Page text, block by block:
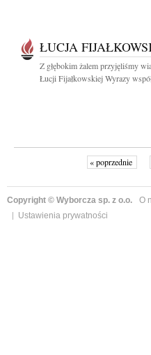
ŁUCJA
Z głębokim żalem przyjęliśmy
Łucji Fijałkowskiej Wyrazy
« poprzednie
Copyright © Wyborcza sp. z o.o. O
Ustawienia prywatności